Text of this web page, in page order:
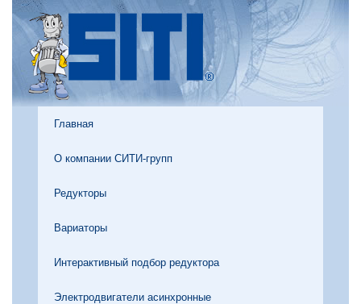
Главная
О компании СИТИ-групп
Редукторы
Вариаторы
Интерактивный подбор редуктора
Электродвигатели асинхронные